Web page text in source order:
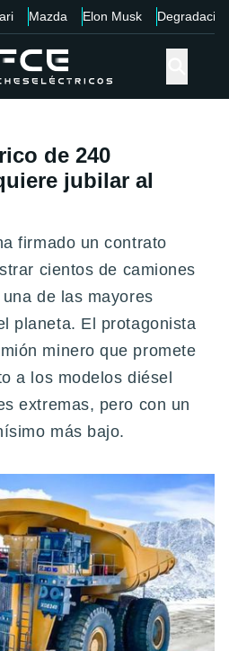
Mazda Elon Musk Degradación
de 240
jubilar al
firmado un contrato
cientos de camiones
de las mayores
planeta. El protagonista
minero que promete
a los modelos diésel
extremas, pero con un
más bajo.